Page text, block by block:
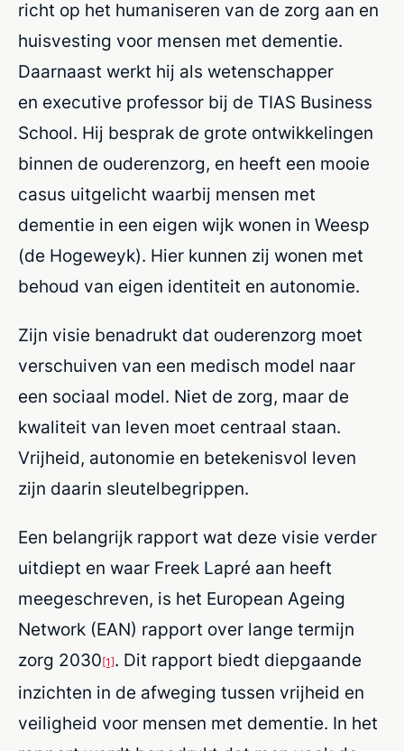
richt op het humaniseren van de zorg aan en
huisvesting voor mensen met dementie.
Daarnaast werkt hij als wetenschapper
en executive professor bij de TIAS Business
School. Hij besprak de grote ontwikkelingen
binnen de ouderenzorg, en heeft een mooie
casus uitgelicht waarbij mensen met
dementie in een eigen wijk wonen in Weesp
(de Hogeweyk). Hier kunnen zij wonen met
behoud van eigen identiteit en autonomie.
Zijn visie benadrukt dat ouderenzorg moet
verschuiven van een medisch model naar
een sociaal model. Niet de zorg, maar de
kwaliteit van leven moet centraal staan.
Vrijheid, autonomie en betekenisvol leven
zijn daarin sleutelbegrippen.
Een belangrijk rapport wat deze visie verder
uitdiept en waar Freek Lapré aan heeft
meegeschreven, is het European Ageing
Network (EAN) rapport over lange termijn
zorg 2030 [1] . Dit rapport biedt diepgaande
inzichten in de afweging tussen vrijheid en
veiligheid voor mensen met dementie. In het